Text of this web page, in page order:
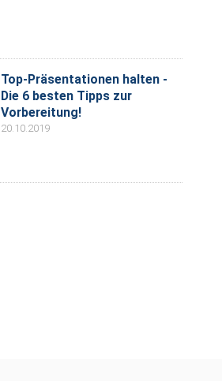
Top-Präsentationen halten -
Die 6 besten Tipps zur
Vorbereitung!
20.10.2019